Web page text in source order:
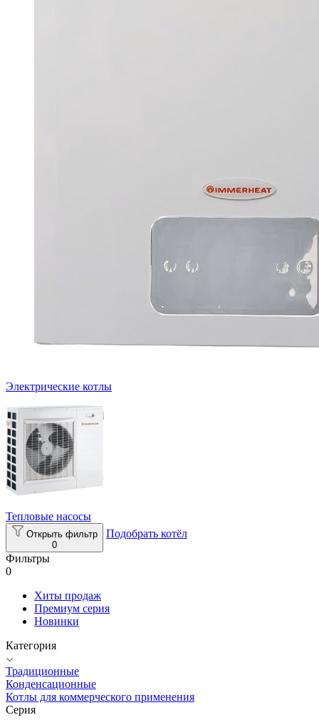
Электрические котлы
Тепловые насосы
Открыть фильтр
0
Подобрать котёл
Фильтры
0
Хиты продаж
Премиум серия
Новинки
Категория
Традиционные
Конденсационные
Котлы для коммерческого применения
Серия